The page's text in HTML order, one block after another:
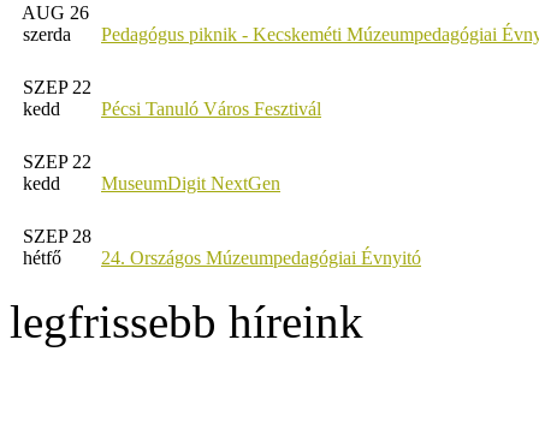
AUG 26
szerda
Pedagógus piknik - Kecskeméti Múzeumpedagógiai
SZEP 22
kedd
Pécsi Tanuló Város Fesztivál
SZEP 22
kedd
MuseumDigit NextGen
SZEP 28
hétfő
24. Országos Múzeumpedagógiai Évnyitó
legfrissebb híreink